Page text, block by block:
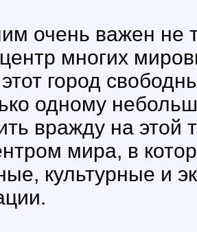
очень важен не
многих
этот город
одному
вражду на этой
мира, в
культурные и